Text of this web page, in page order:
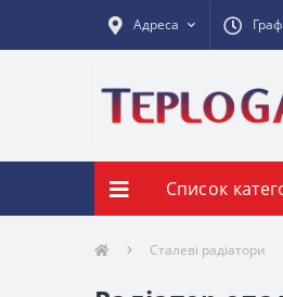
Адреса
Список
Сталеві радіатори